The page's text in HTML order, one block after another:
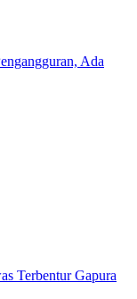
Ada
Terbentur Gapura